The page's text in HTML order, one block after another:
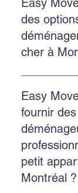
commercial,
sécurisé et la
écologiques
Easy
des
cher à
Easy Move
économiques
avec un bon
Easy
fournir des
petit
Montréal ?